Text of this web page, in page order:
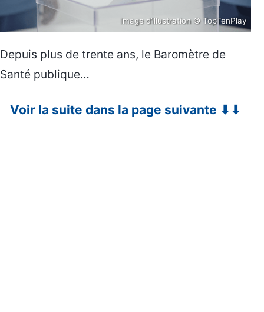
Image d’illustration © TopTenPlay
Depuis plus de trente ans, le Baromètre de
Santé publique…
Voir la suite dans la page suivante ⬇⬇